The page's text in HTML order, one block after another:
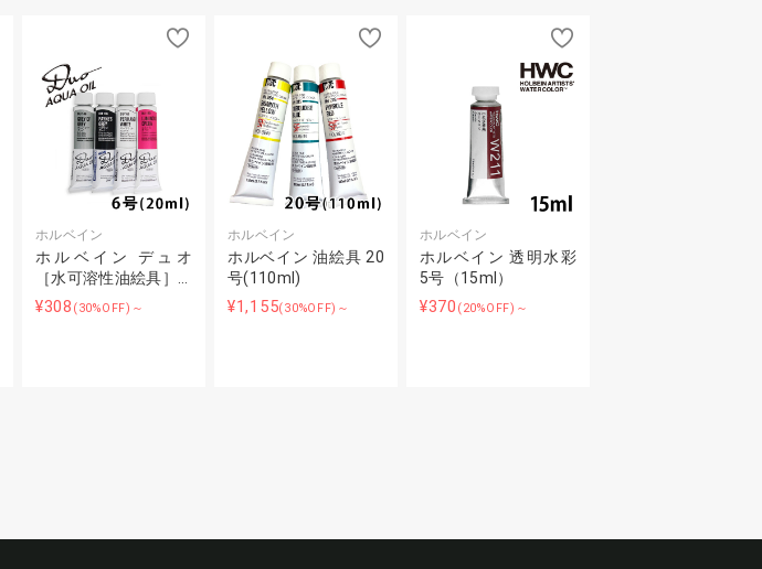
ホルベイン
ホルベイン デュオ
［水可溶性油絵具］…
¥308 (30%OFF)～
ホルベイン
ホルベイン 油絵具 20
号(110ml)
¥1,155(30%OFF)～
ホルベイン
ホルベイン 透明水彩
5号（15ml）
¥370 (20%OFF)～